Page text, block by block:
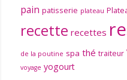
pain patisserie plateau
recette recettes
de la poutine spa thé traiteur
voyage yogourt